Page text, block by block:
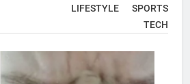
LIFESTYLE
SPORTS
TECH